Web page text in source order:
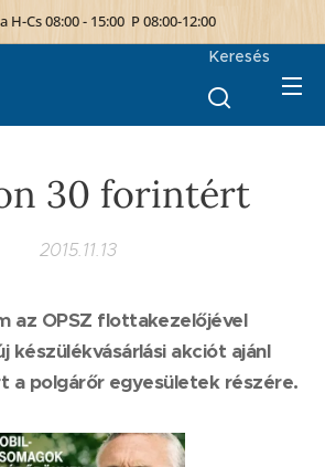
H-Cs 08:00 - 15:00 P 08:00-12:00
Keresés
30 forintért
2015.11.13
az OPSZ flottakezelőjével
készülékvásárlási akciót ajánl
polgárőr egyesületek részére.